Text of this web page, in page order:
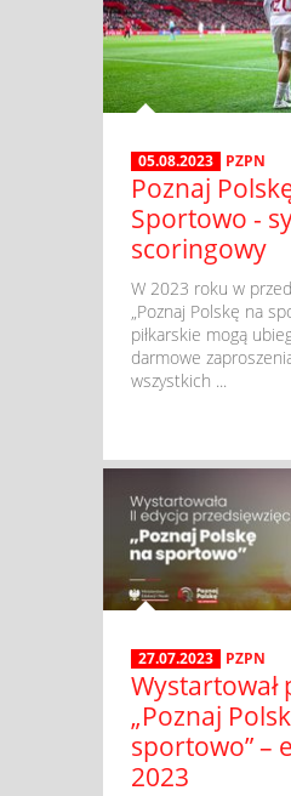
05.08.2023 PZPN
Poznaj
Sportowo -
scoringowy
W 2023 roku w
„Poznaj Polskę na
piłkarskie mogą
darmowe
wszystkich ...
27.07.2023 PZPN
Wystartował
„Poznaj
sportowo” –
2023